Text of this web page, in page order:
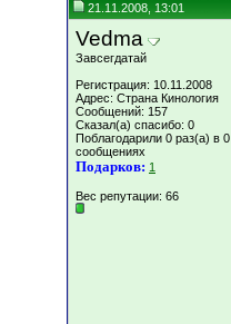
21.11.2008, 13:01
Vedma
Завсегдатай
Регистрация: 10.11.2008
Адрес: Страна Кинология
Сообщений: 157
Сказал(а) спасибо: 0
Поблагодарили 0 раз(а) в 0
сообщениях
Подарков: 1
Вес репутации: 66